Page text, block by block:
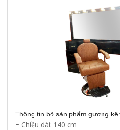
Thông tin bộ sản phẩm gương kệ:
+ Chiều dài: 140 cm